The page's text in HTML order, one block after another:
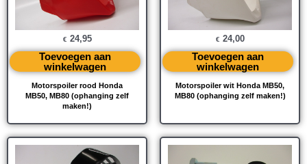
Motorspoiler rood Honda
MB50, MB80 (ophanging zelf
maken!)
€ 24,95
Toevoegen aan
winkelwagen
Motorspoiler wit Honda MB50,
MB80 (ophanging zelf maken!)
€ 24,00
Toevoegen aan
winkelwagen